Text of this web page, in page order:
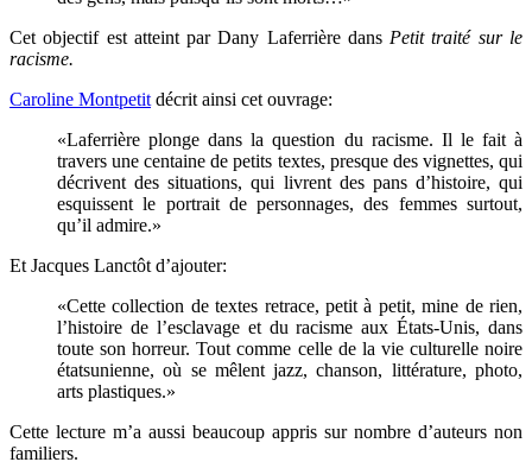
Cet objectif est atteint par Dany Laferrière dans Petit traité sur le
racisme.
Caroline Montpetit décrit ainsi cet ouvrage:
«Laferrière plonge dans la question du racisme. Il le fait à
travers une centaine de petits textes, presque des vignettes, qui
décrivent des situations, qui livrent des pans d’histoire, qui
esquissent le portrait de personnages, des femmes surtout,
qu’il admire.»
Et Jacques Lanctôt d’ajouter:
«Cette collection de textes retrace, petit à petit, mine de rien,
l’histoire de l’esclavage et du racisme aux États-Unis, dans
toute son horreur. Tout comme celle de la vie culturelle noire
étatsunienne, où se mêlent jazz, chanson, littérature, photo,
arts plastiques.»
Cette lecture m’a aussi beaucoup appris sur nombre d’auteurs non
familiers.